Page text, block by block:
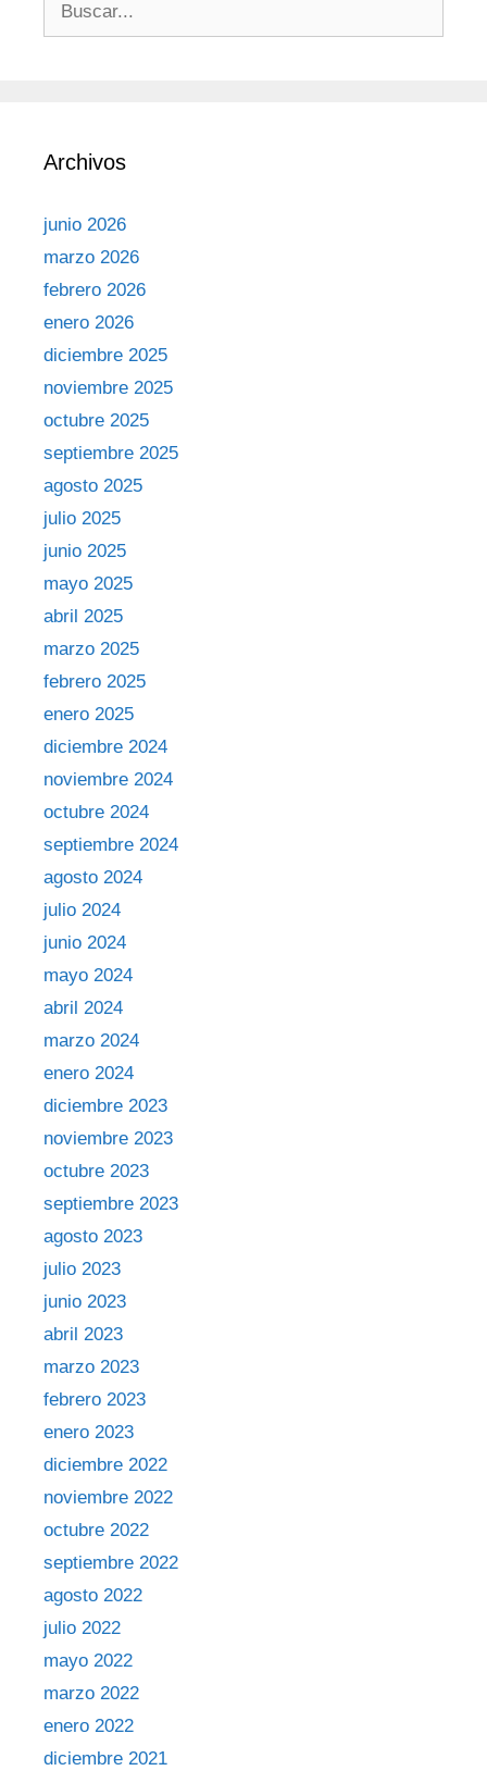
Archivos
junio 2026
marzo 2026
febrero 2026
enero 2026
diciembre 2025
noviembre 2025
octubre 2025
septiembre 2025
agosto 2025
julio 2025
junio 2025
mayo 2025
abril 2025
marzo 2025
febrero 2025
enero 2025
diciembre 2024
noviembre 2024
octubre 2024
septiembre 2024
agosto 2024
julio 2024
junio 2024
mayo 2024
abril 2024
marzo 2024
enero 2024
diciembre 2023
noviembre 2023
octubre 2023
septiembre 2023
agosto 2023
julio 2023
junio 2023
abril 2023
marzo 2023
febrero 2023
enero 2023
diciembre 2022
noviembre 2022
octubre 2022
septiembre 2022
agosto 2022
julio 2022
mayo 2022
marzo 2022
enero 2022
diciembre 2021